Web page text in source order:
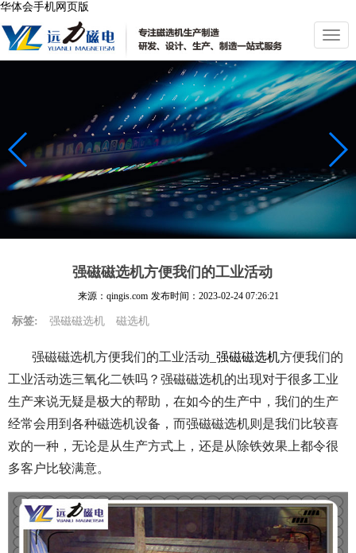
华体会手机网页版
切
换
导
航
强磁磁选机方便我们的工业活动
来源：qingis.com 发布时间： 2023-02-24 07:26:21
标签: 强磁磁选机 磁选机
强磁磁选机方便我们的工业活动_ 强磁磁选机方便我们的
工业活动选三氧化二铁吗？强磁磁选机的出现对于很多工业
生产来说无疑是极大的帮助，在如今的生产中，我们的生产
经常会用到各种磁选机设备，而强磁磁选机则是我们比较喜
欢的一种，无论是从生产方式上，还是从除铁效果上都令很
多客户比较满意。